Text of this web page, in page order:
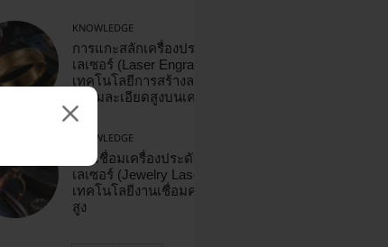
KNOWLEDGE
การแกะสลักเครื่องประดับด้วย
เลเซอร์ (Laser Engraving)
เทคโนโลยีการสร้างลวดลาย
ความละเอียดสูงบนเครื่องประดับ
KNOWLEDGE
การเชื่อมเครื่องประดับด้วย
เลเซอร์ (Jewelry Laser Welding)
เทคโนโลยีงานเชื่อมความแม่นยำ
สูง